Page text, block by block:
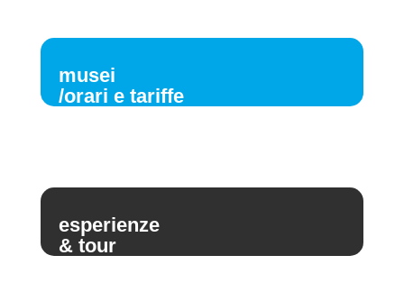
musei
/orari e tariffe
esperienze
& tour